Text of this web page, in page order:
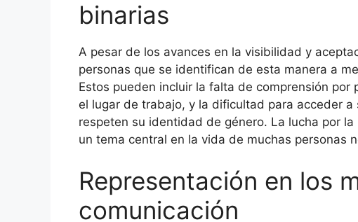
binarias
A pesar de los avances en la visibilidad y
personas que se identifican de esta manera a
Estos pueden incluir la falta de comprensión
el lugar de trabajo, y la dificultad para acceder
respeten su identidad de género. La lucha por
un tema central en la vida de muchas personas
Representación en los
comunicación